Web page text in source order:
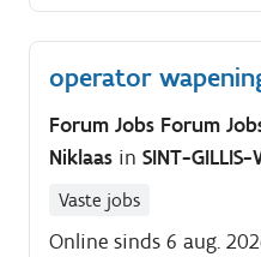
en onderhoudsprocessen
operator
Forum Jobs Forum
Niklaas in SINT-GILLIS-
Vaste jobs
Online sinds 6 aug.